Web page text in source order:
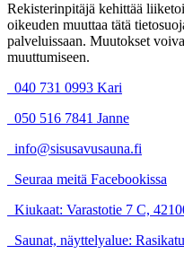
Rekisterinpitäjä kehittää
oikeuden muuttaa tätä
palveluissaan. Muutokset
muuttumiseen.
040 731 0993 Kari
050 516 7841 Janne
info@sisusavusauna.fi
Seuraa meitä Facebookissa
Kiukaat: Varastotie 7 C,
Saunat, näyttelyalue: